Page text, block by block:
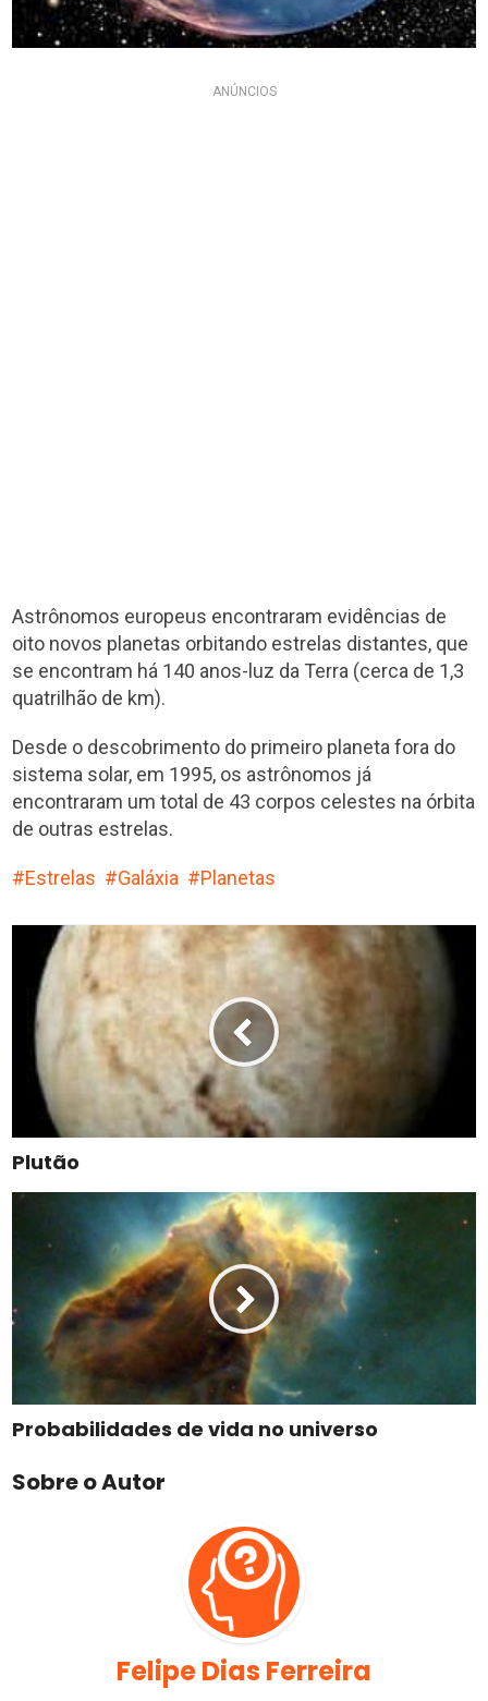
ANÚNCIOS
Astrônomos europeus encontraram evidências de
oito novos planetas orbitando estrelas distantes, que
se encontram há 140 anos-luz da Terra (cerca de 1,3
quatrilhão de km).
Desde o descobrimento do primeiro planeta fora do
sistema solar, em 1995, os astrônomos já
encontraram um total de 43 corpos celestes na órbita
de outras estrelas.
Estrelas Galáxia Planetas
Plutão
Probabilidades de vida no universo
Sobre o Autor
Felipe Dias Ferreira